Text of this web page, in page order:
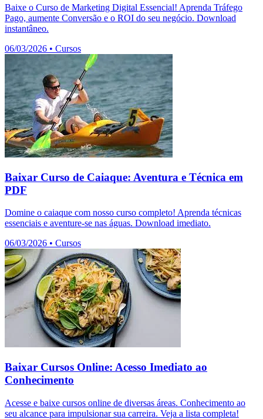
Baixe o Curso de Marketing Digital Essencial! Aprenda Tráfego
Pago, aumente Conversão e o ROI do seu negócio. Download
instantâneo.
06/03/2026 • Cursos
Baixar Curso de Caiaque: Aventura e Técnica em
PDF
Domine o caiaque com nosso curso completo! Aprenda técnicas
essenciais e aventure-se nas águas. Download imediato.
06/03/2026 • Cursos
Baixar Cursos Online: Acesso Imediato ao
Conhecimento
Acesse e baixe cursos online de diversas áreas. Conhecimento ao
seu alcance para impulsionar sua carreira. Veja a lista completa!